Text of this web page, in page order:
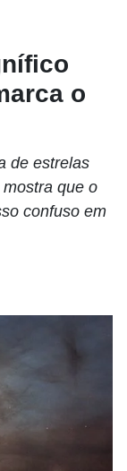
o
de estrelas
que o
confuso em